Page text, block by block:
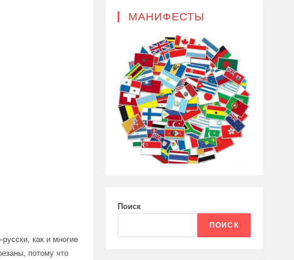
как и многие
потому что
МАНИФЕСТЫ
Поиск
ПОИСК